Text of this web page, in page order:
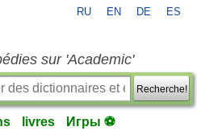
RU EN DE ES
sur 'Academic'
Recherche!
livres Игры ⚽